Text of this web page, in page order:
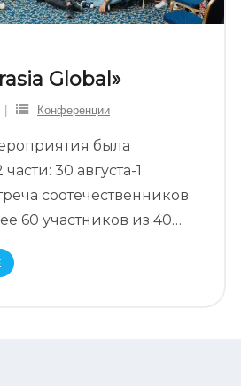
Global»
Конференции
была
30 августа-1
соотечественников
60 участников из 40…